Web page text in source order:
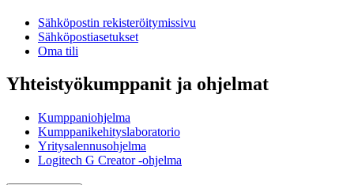
Sähköpostin rekisteröitymissivu
Sähköpostiasetukset
Oma tili
Yhteistyökumppanit ja ohjelmat
Kumppaniohjelma
Kumppanikehityslaboratorio
Yritysalennusohjelma
Logitech G Creator -ohjelma